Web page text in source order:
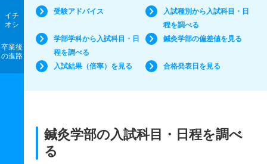
イチ
オシ
卒業後
の進路
受験アドバイス
入試種別から入試科目・日
程を調べる
学部学科から入試科目・日
程を調べる
鍼灸学部の偏差値を見る
入試結果（倍率）を見る 合格発表日を見る
鍼灸学部の入試科目・日程を調べ
る